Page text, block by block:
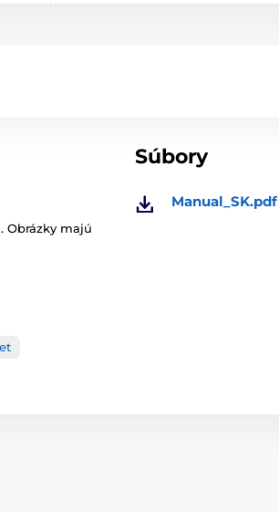
Obrázky majú
Súbory
Manual_SK.pdf